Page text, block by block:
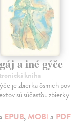
a iné gýče
kniha
je zbierka ôsmich
sú súčasťou zbierky
EPUB, MOBI a PDF